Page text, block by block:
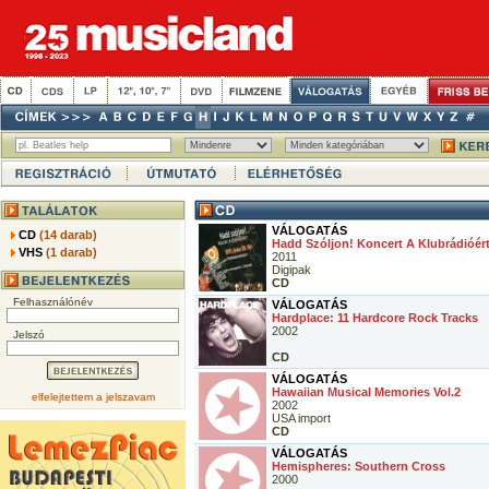
CD(14 darab)
VHS(1 darab)
Felhasználónév
Jelszó
elfelejtettem a jelszavam
VÁLOGATÁS
Hadd Szóljon! Koncert A Klubrádióért
2011
Digipak
CD
VÁLOGATÁS
Hardplace: 11 Hardcore Rock Tracks
2002
CD
VÁLOGATÁS
Hawaiian Musical Memories Vol.2
2002
USA import
CD
VÁLOGATÁS
Hemispheres: Southern Cross
2000